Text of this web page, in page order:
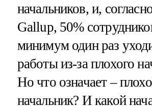
начальников, и,
Gallup, 50%
минимум один раз
работы из-за плохого
Но что означает –
начальник? И какой